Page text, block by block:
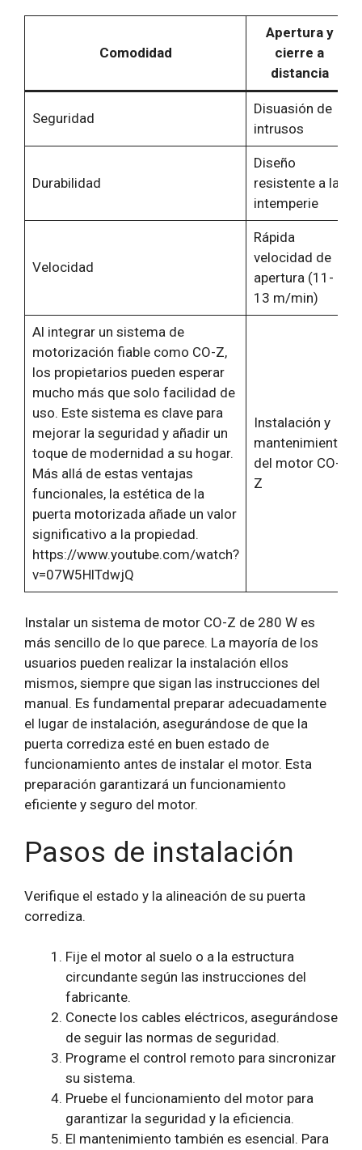
Comodidad
Apertura y
cierre a
distancia
Seguridad
Disuasión de
intrusos
Durabilidad
Diseño
resistente a la
intemperie
Velocidad
Rápida
velocidad de
apertura (11-
13 m/min)
Al integrar un sistema de
motorización fiable como CO-Z,
los propietarios pueden esperar
mucho más que solo facilidad de
uso. Este sistema es clave para
mejorar la seguridad y añadir un
toque de modernidad a su hogar.
Más allá de estas ventajas
funcionales, la estética de la
puerta motorizada añade un valor
significativo a la propiedad.
https://www.youtube.com/watch?
v=07W5HlTdwjQ
Instalación y
mantenimiento
del motor CO-
Z
Instalar un sistema de motor CO-Z de 280 W es
más sencillo de lo que parece. La mayoría de los
usuarios pueden realizar la instalación ellos
mismos, siempre que sigan las instrucciones del
manual. Es fundamental preparar adecuadamente
el lugar de instalación, asegurándose de que la
puerta corrediza esté en buen estado de
funcionamiento antes de instalar el motor. Esta
preparación garantizará un funcionamiento
eficiente y seguro del motor.
Pasos de instalación
Verifique el estado y la alineación de su puerta
corrediza.
Fije el motor al suelo o a la estructura
circundante según las instrucciones del
fabricante.
Conecte los cables eléctricos, asegurándose
de seguir las normas de seguridad.
Programe el control remoto para sincronizar
su sistema.
Pruebe el funcionamiento del motor para
garantizar la seguridad y la eficiencia.
El mantenimiento también es esencial. Para